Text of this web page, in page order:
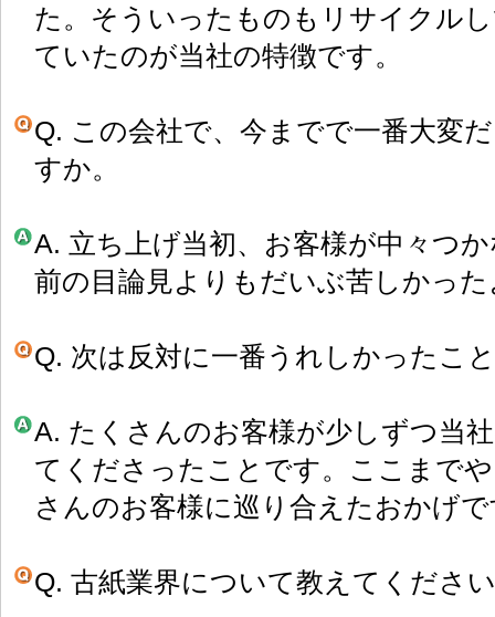
た。そういったものもリサイクル
ていたのが当社の特徴です。
Q. この会社で、今までで一番大変
すか。
A. 立ち上げ当初、お客様が中々つ
前の目論見よりもだいぶ苦しかっ
Q. 次は反対に一番うれしかったこ
A. たくさんのお客様が少しずつ当
てくださったことです。ここまで
さんのお客様に巡り合えたおかげ
Q. 古紙業界について教えてくださ